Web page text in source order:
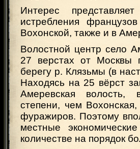
Интерес
истребления
Вохонской, также и в
Волостной центр село
27 верстах от Москвы
берегу р. Клязьмы (в
Находясь на 25 вёрст
Амеревская
степени, чем
фуражиров. Поэтому
местные
количестве на порядок